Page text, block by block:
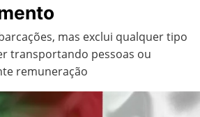
mas exclui qualquer tipo
transportando pessoas ou
remuneração